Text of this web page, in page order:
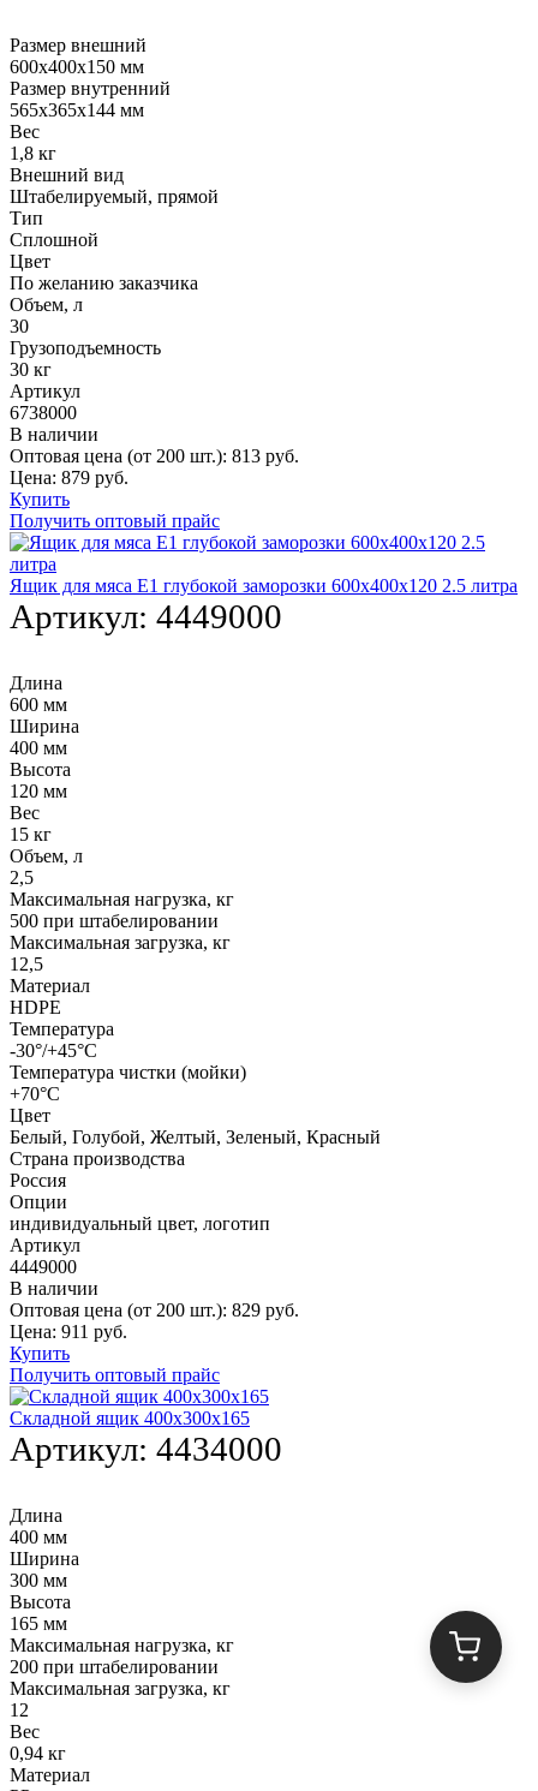
Размер внешний
600х400х150 мм
Размер внутренний
565х365х144 мм
Вес
1,8 кг
Внешний вид
Штабелируемый, прямой
Тип
Сплошной
Цвет
По желанию заказчика
Объем, л
30
Грузоподъемность
30 кг
Артикул
6738000
В наличии
Оптовая цена (от 200 шт.): 813 руб.
Цена: 879 руб.
Купить
Получить оптовый прайс
Ящик для мяса Е1 глубокой заморозки 600х400х120 2.5 литра
Артикул: 4449000
Длина
600 мм
Ширина
400 мм
Высота
120 мм
Вес
15 кг
Объем, л
2,5
Максимальная нагрузка, кг
500 при штабелировании
Максимальная загрузка, кг
12,5
Материал
HDPE
Температура
-30°/+45°С
Температура чистки (мойки)
+70°С
Цвет
Белый, Голубой, Желтый, Зеленый, Красный
Страна производства
Россия
Опции
индивидуальный цвет, логотип
Артикул
4449000
В наличии
Оптовая цена (от 200 шт.): 829 руб.
Цена: 911 руб.
Купить
Получить оптовый прайс
Складной ящик 400х300х165
Артикул: 4434000
Длина
400 мм
Ширина
300 мм
Высота
165 мм
Максимальная нагрузка, кг
200 при штабелировании
Максимальная загрузка, кг
12
Вес
0,94 кг
Материал